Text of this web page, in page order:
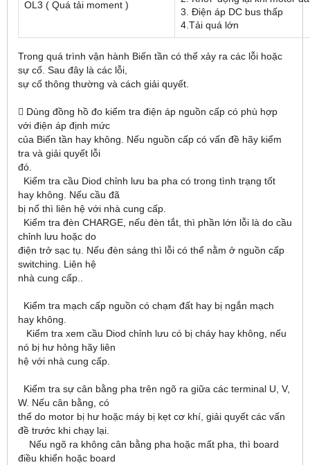
OL3 ( Quá tải moment )
3. Điện áp DC bus thấp
4.Tải quá lớn
Trong quá trình vận hành Biến tần có thể xảy ra các lỗi hoặc
sự cố. Sau đây là các lỗi,
sự cố thông thường và cách giải quyết.
 Dùng đồng hồ đo kiểm tra điện áp nguồn cấp có phù hợp
với điện áp định mức
của Biến tần hay không. Nếu nguồn cấp có vấn đề hãy kiểm
tra và giải quyết lỗi
đó.
Kiểm tra cầu Diod chỉnh lưu ba pha có trong tình trạng tốt
hay không. Nếu cầu đã
bị nổ thì liên hệ với nhà cung cấp.
Kiểm tra đèn CHARGE, nếu đèn tắt, thì phần lớn lỗi là do cầu
chỉnh lưu hoặc do
điện trở sạc tụ. Nếu đèn sáng thì lỗi có thể nằm ở nguồn cấp
switching. Liên hệ
nhà cung cấp..
Kiểm tra mạch cấp nguồn có chạm đất hay bị ngắn mạch
hay không.
Kiểm tra xem cầu Diod chỉnh lưu có bị cháy hay không, nếu
nó bị hư hỏng hãy liên
hệ với nhà cung cấp.
Kiểm tra sự cân bằng pha trên ngõ ra giữa các terminal U, V,
W. Nếu cân bằng, có
thể do motor bị hư hoặc máy bị kẹt cơ khí, giải quyết các vấn
đề trước khi chạy lại.
Nếu ngõ ra không cân bằng pha hoặc mất pha, thì board
điều khiển hoặc board